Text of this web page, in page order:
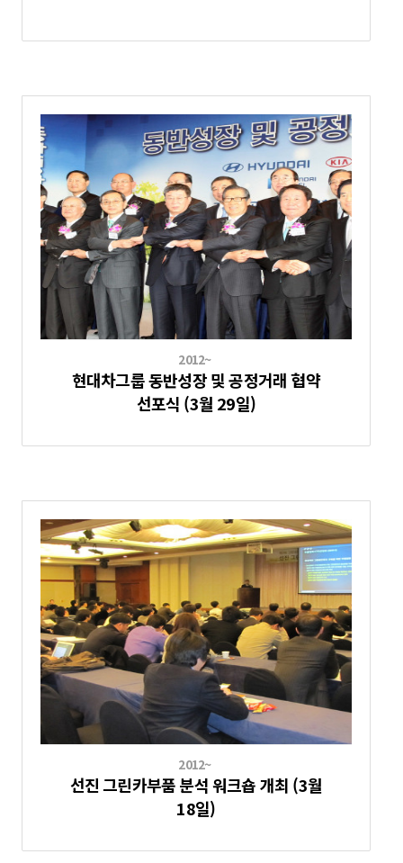
2012~
현대차그룹 동반성장 및 공정거래 협약
선포식 (3월 29일)
2012~
선진 그린카부품 분석 워크숍 개최 (3월
18일)